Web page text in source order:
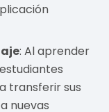
: Al aprender
transferir sus
nuevas